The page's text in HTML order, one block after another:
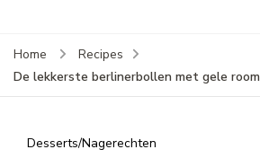
Home
Recipes
De lekkerste berlinerbollen met gele room
Desserts/Nagerechten